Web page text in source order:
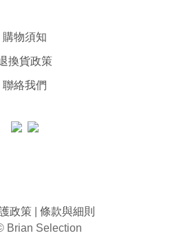
購物須知
換貨政策
聯絡我們
政策 條款與細則
Brian Selection